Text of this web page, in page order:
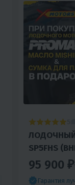
ЛОДОЧНЫЙ
SP5FHS
95 900 ₽
Гарантия